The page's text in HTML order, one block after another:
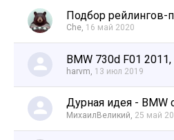
Подбор рейлингов-
Che, 16 май 2020
BMW 730d F01
harvm, 13 июл 2019
Дурная идея - BMW
МихаилВеликий, 25 май